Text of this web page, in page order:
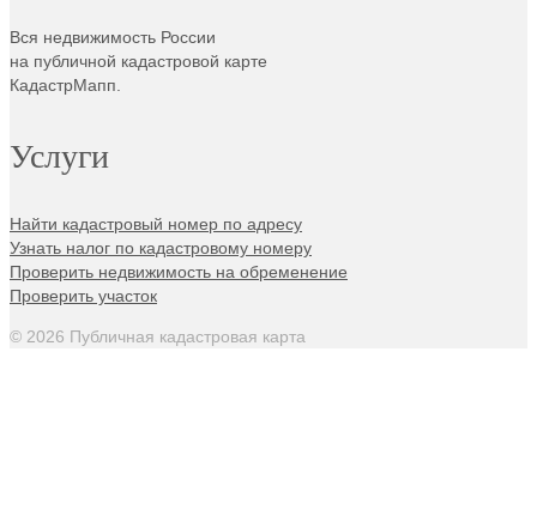
Вся недвижимость России
на публичной кадастровой карте
КадастрМапп.
Услуги
Найти кадастровый номер по адресу
Узнать налог по кадастровому номеру
Проверить недвижимость на обременение
Проверить участок
© 2026 Публичная кадастровая карта